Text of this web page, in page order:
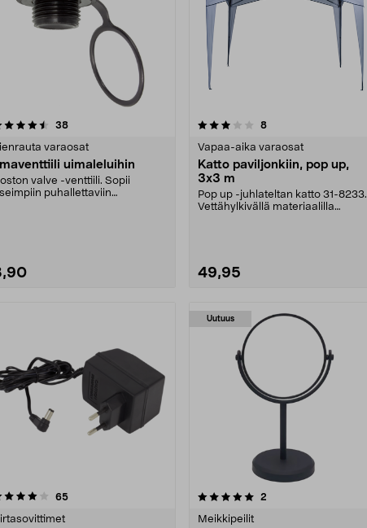
38arvostelut
varaosat
uimaleluihin
valve -venttiili. Sopii
puhallettaviin
3.0 viidestä
8arvostelut
Vapaa-aika varaosat
Katto paviljonkiin, pop up,
3x3 m
Pop up -juhlateltan katto 31-8233.
Vettähylkivällä materiaalilla
49,95
4.0 viidestä
65arvostelut
Uutuus
5.0 viidestä
2
Meikkipeilit
4.5 viidestä